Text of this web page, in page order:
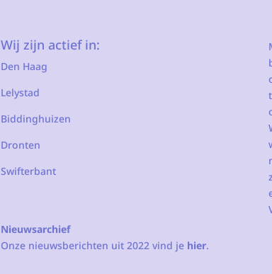
Wij zijn actief in:
Den Haag
Lelystad
Biddinghuizen
Dronten
Swifterbant
Nieuwsarchief
Onze nieuwsberichten uit 2022 vind je hier.